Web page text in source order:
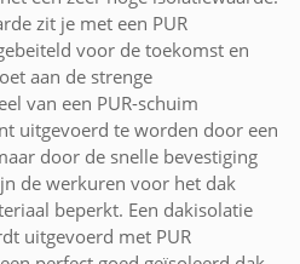
zit je met een PUR
voor de toekomst en
aan de strenge
van een PUR-schuim
uitgevoerd te worden door een
door de snelle bevestiging
de werkuren voor het dak
beperkt. Een dakisolatie
uitgevoerd met PUR